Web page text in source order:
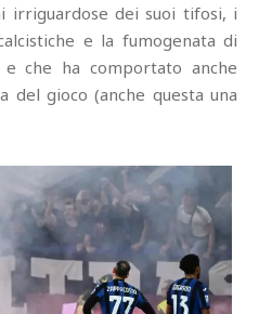
irriguardose dei suoi tifosi, i
e la fumogenata di
che ha comportato anche
del gioco (anche questa una